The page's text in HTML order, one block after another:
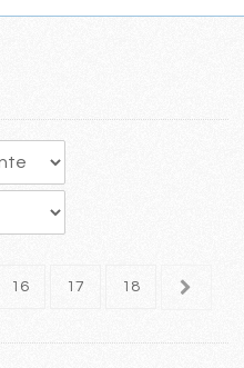
16 17 18 19